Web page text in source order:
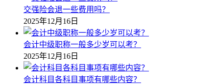
交强险会退一些费用吗？
2025年12月16日
会计中级职称一般多少岁可以考？
2025年12月16日
会计科目各科目事项有哪些内容？